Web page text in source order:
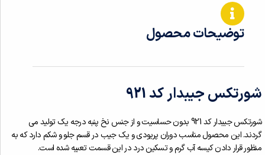
توضیحات محصول
شورتکس جیبدار کد 921
شورتکس جیبدار کد 921 بدون حساسیت و از جنس نخ پنبه درجه یک تولید می
گردند. این محصول مناسب دوران پریودی و یک جیب در قسم جلو و شکم دارد که به
منظور قرار دادن کیسه آب گرم و تسکین درد در این قسمت تعبیه شده است.